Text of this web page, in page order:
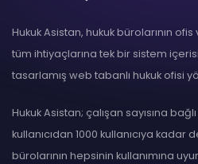
Hukuk Asistan, hukuk bürolarının
tüm ihtiyaçlarına tek bir sistem
tasarlamış web tabanlı hukuk ofisi
Hukuk Asistan; çalışan sayısına
kullanıcıdan 1000 kullanıcıya kadar
bürolarının hepsinin kullanımına